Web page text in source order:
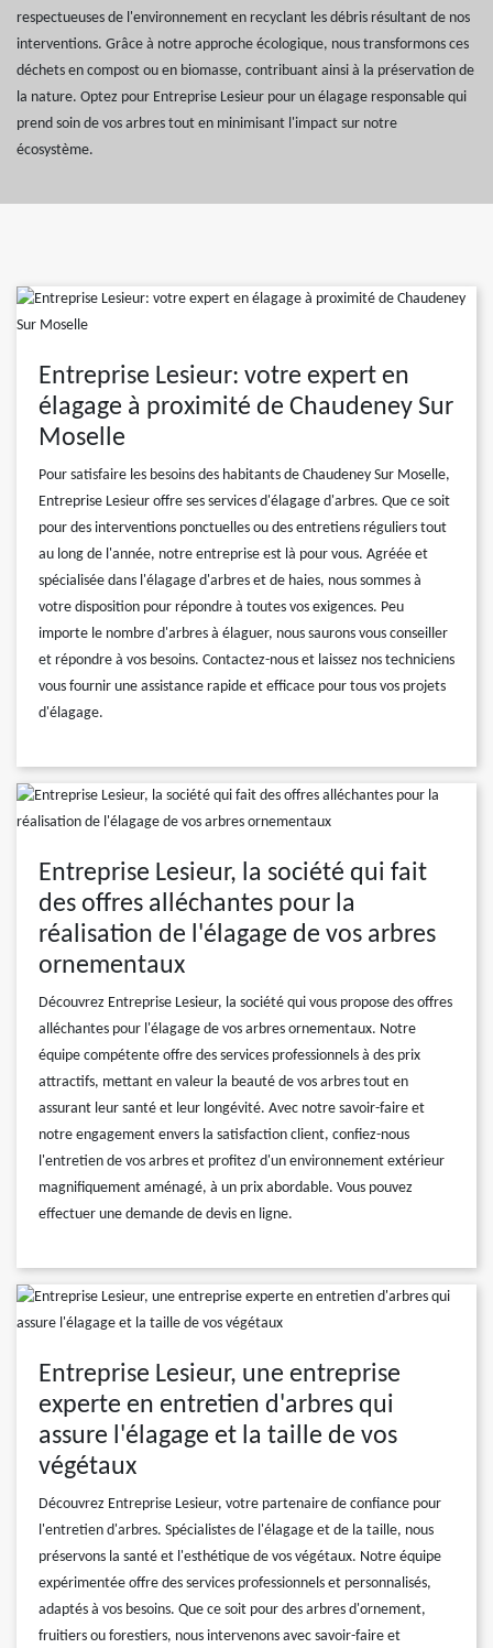
respectueuses de l'environnement en recyclant les débris résultant de nos
interventions. Grâce à notre approche écologique, nous transformons ces
déchets en compost ou en biomasse, contribuant ainsi à la préservation de
la nature. Optez pour Entreprise Lesieur pour un élagage responsable qui
prend soin de vos arbres tout en minimisant l'impact sur notre
écosystème.
Entreprise Lesieur: votre expert en
élagage à proximité de Chaudeney Sur
Moselle
Pour satisfaire les besoins des habitants de Chaudeney Sur Moselle,
Entreprise Lesieur offre ses services d'élagage d'arbres. Que ce soit
pour des interventions ponctuelles ou des entretiens réguliers tout
au long de l'année, notre entreprise est là pour vous. Agréée et
spécialisée dans l'élagage d'arbres et de haies, nous sommes à
votre disposition pour répondre à toutes vos exigences. Peu
importe le nombre d'arbres à élaguer, nous saurons vous conseiller
et répondre à vos besoins. Contactez-nous et laissez nos techniciens
vous fournir une assistance rapide et efficace pour tous vos projets
d'élagage.
Entreprise Lesieur, la société qui fait
des offres alléchantes pour la
réalisation de l'élagage de vos arbres
ornementaux
Découvrez Entreprise Lesieur, la société qui vous propose des offres
alléchantes pour l'élagage de vos arbres ornementaux. Notre
équipe compétente offre des services professionnels à des prix
attractifs, mettant en valeur la beauté de vos arbres tout en
assurant leur santé et leur longévité. Avec notre savoir-faire et
notre engagement envers la satisfaction client, confiez-nous
l'entretien de vos arbres et profitez d'un environnement extérieur
magnifiquement aménagé, à un prix abordable. Vous pouvez
effectuer une demande de devis en ligne.
Entreprise Lesieur, une entreprise
experte en entretien d'arbres qui
assure l'élagage et la taille de vos
végétaux
Découvrez Entreprise Lesieur, votre partenaire de confiance pour
l'entretien d'arbres. Spécialistes de l'élagage et de la taille, nous
préservons la santé et l'esthétique de vos végétaux. Notre équipe
expérimentée offre des services professionnels et personnalisés,
adaptés à vos besoins. Que ce soit pour des arbres d'ornement,
fruitiers ou forestiers, nous intervenons avec savoir-faire et